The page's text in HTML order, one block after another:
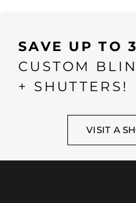
SAVE UP TO
CUSTOM
+ SHUTTERS!
VISIT A